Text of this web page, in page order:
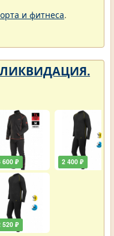
и фитнеса.
ЛИКВИДАЦИЯ.
600 ₽
520 ₽
2 400 ₽